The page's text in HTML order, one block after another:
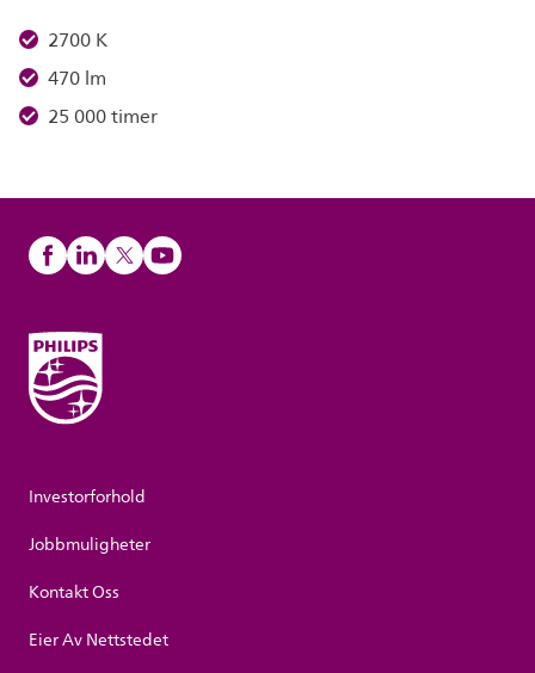
2700 K
470 lm
25 000 timer
Investorforhold
Jobbmuligheter
Kontakt Oss
Eier Av Nettstedet